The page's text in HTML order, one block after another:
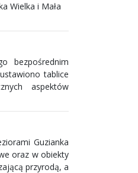
Wielka i Mała
bezpośrednim
tablice
aspektów
Guzianka
oraz w obiekty
przyrodą, a